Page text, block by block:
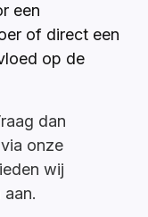
een
of direct een
op de
dan
onze
wij